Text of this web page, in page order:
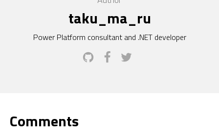
taku_ma_ru
Power Platform consultant and .NET developer
Comments